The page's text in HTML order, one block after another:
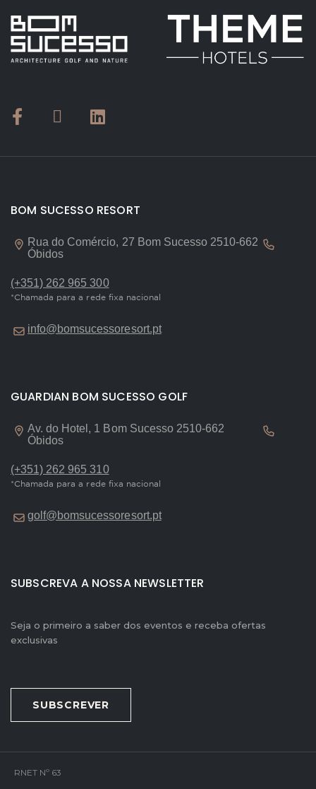
BOM SUCESSO RESORT
Rua do Comércio, 27 Bom Sucesso 2510-662
Óbidos
(+351) 262 965 300
*Chamada para a rede fixa nacional
info@bomsucessoresort.pt
GUARDIAN BOM SUCESSO GOLF
Av. do Hotel, 1 Bom Sucesso 2510-662
Óbidos
(+351) 262 965 310
*Chamada para a rede fixa nacional
golf@bomsucessoresort.pt
SUBSCREVA A NOSSA NEWSLETTER
Seja o primeiro a saber dos eventos e receba ofertas
exclusivas
SUBSCREVER
RNET Nº 63